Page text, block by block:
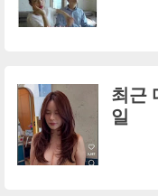
최근
일